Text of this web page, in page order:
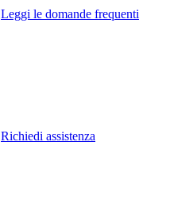
Leggi le domande frequenti
Richiedi assistenza